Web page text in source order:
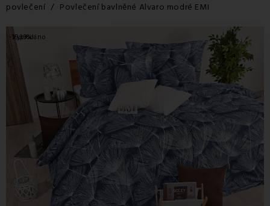
povlečení
Povlečení bavlněné Alvaro modré EMI
-39,39%
Vyprodáno